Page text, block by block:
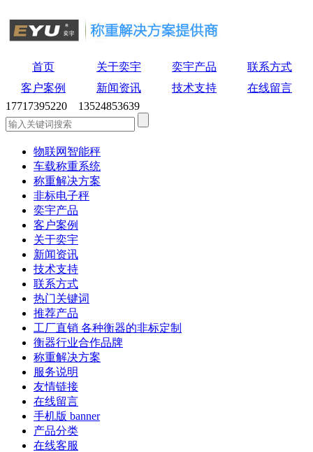
首页 关于奕宇 奕宇产品
联系方式
客户案例
新闻资讯 技术支持
在线留言
17717395220 13524853639
物联网智能秤
车载称重系统
称重解决方案
非标电子秤
奕宇产品
客户案例
关于奕宇
新闻资讯
技术支持
联系方式
热门关键词
推荐产品
工厂直销 各种衡器的非标定制
衡器行业合作品牌
称重解决方案
服务说明
友情链接
在线留言
手机版 banner
产品分类
在线客服